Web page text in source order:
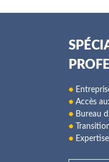
●
● Accès
● Bureau
●
●